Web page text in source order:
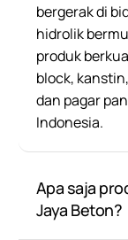
bergerak di
hidrolik
produk
block,
dan pagar
Indonesia.
Apa saja
Jaya Beton?